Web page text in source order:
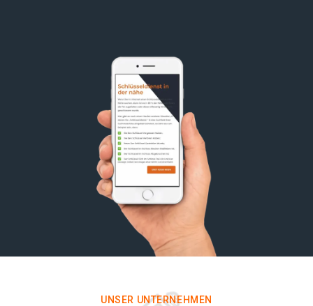
UNSER UNTERNEHMEN